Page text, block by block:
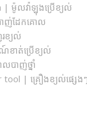
| ម៉ូលវ៉ាឡុងប្រើខ្យល់
ញ់ដែកគោល
ខ្យល់
ខាត់ប្រើខ្យល់
បាញ់ថ្នាំ
tool | គ្រឿងខ្យល់ផ្សេង